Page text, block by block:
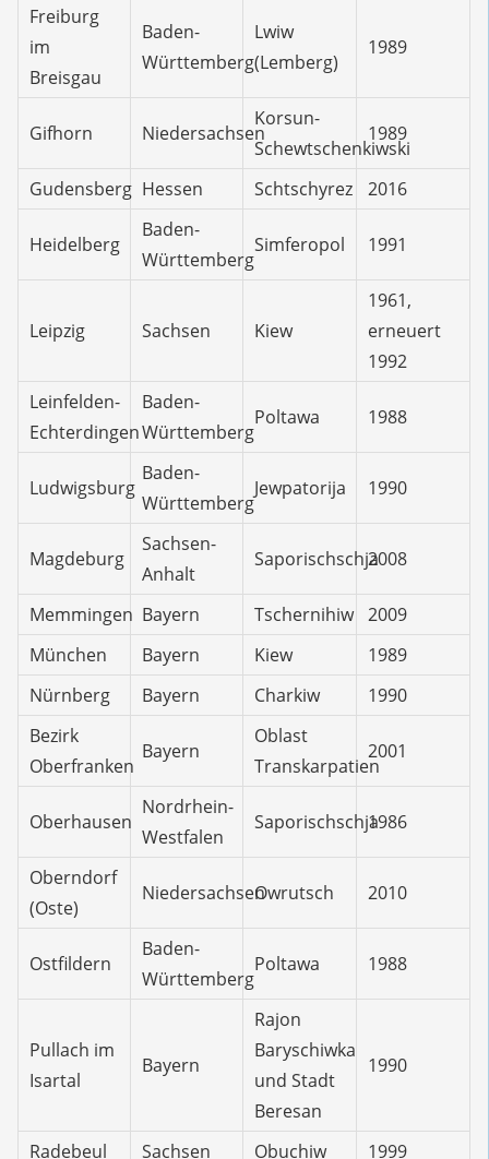
Freiburg
im
Breisgau
Baden-
Württemberg
Lwiw
(Lemberg)
1989
Gifhorn Niedersachsen
Korsun-
Schewtschenkiwski
1989
Gudensberg Hessen Schtschyrez 2016
Heidelberg
Baden-
Württemberg
Simferopol 1991
Leipzig Sachsen Kiew
1961,
erneuert
1992
Leinfelden-
Echterdingen
Baden-
Württemberg
Poltawa 1988
Ludwigsburg
Baden-
Württemberg
Jewpatorija 1990
Magdeburg
Sachsen-
Anhalt
Saporischschja2008
Memmingen Bayern Tschernihiw
2009
München
Bayern Kiew
1989
Nürnberg
Bayern Charkiw
1990
Bezirk
Oberfranken
Bayern
Oblast
Transkarpatien
2001
Oberhausen
Nordrhein-
Westfalen
Saporischschja1986
Oberndorf
(Oste)
NiedersachsenOwrutsch 2010
Ostfildern
Baden-
Württemberg
Poltawa 1988
Pullach im
Isartal
Bayern
Rajon
Baryschiwka
und Stadt
Beresan
1990
Radebeul Sachsen Obuchiw
1999